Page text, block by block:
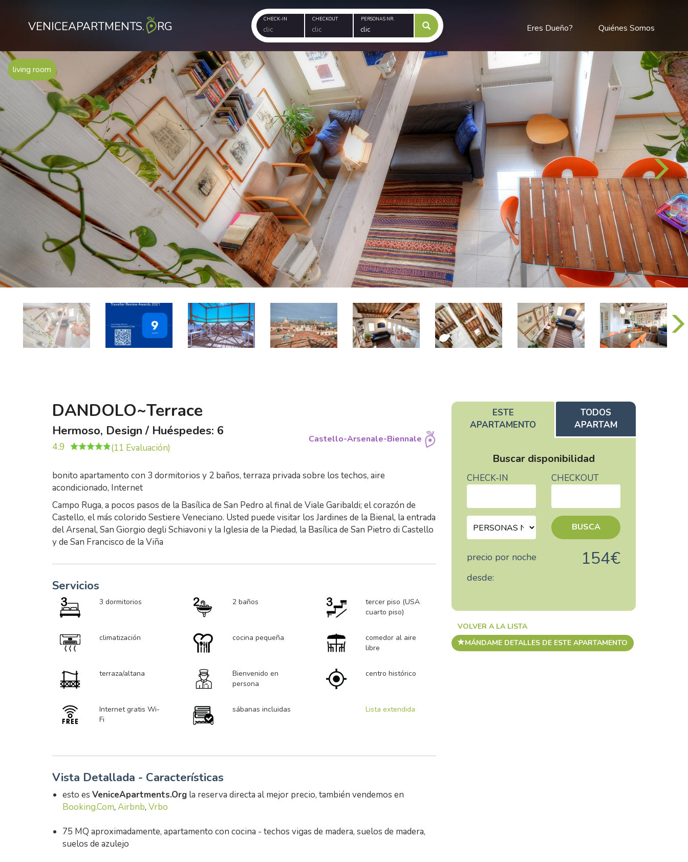
VENICEAPARTMENTS. RG CHECK-IN CHECKOUT PERSONAS NR.
Eres Dueño? Quiénes Somos
living room
DANDOLO~Terrace
Hermoso, Design / Huéspedes: 6
4.9 (11 Evaluación)
Castello-Arsenale-Biennale
bonito apartamento con 3 dormitorios y 2 baños, terraza privada sobre los techos, aire
acondicionado, Internet
Campo Ruga, a pocos pasos de la Basílica de San Pedro al final de Viale Garibaldi; el corazón de
Castello, el más colorido Sestiere Veneciano. Usted puede visitar los Jardines de la Bienal, la entrada
del Arsenal, San Giorgio degli Schiavoni y la Iglesia de la Piedad, la Basílica de San Pietro di Castello
y de San Francisco de la Viña
Servicios
3 dormitorios 2 baños
tercer piso (USA
cuarto piso)
climatización cocina pequeña
comedor al aire
libre
terraza/altana
Bienvenido en
persona
centro histórico
Internet gratis Wi-
Fi
sábanas incluidas Lista extendida
Vista Detallada - Características
esto es VeniceApartments.Org la reserva directa al mejor precio, también vendemos en
Booking.Com, Airbnb, Vrbo
75 MQ aproximadamente, apartamento con cocina - techos vigas de madera, suelos de madera,
suelos de azulejo
ESTE
APARTAMENTO
TODOS
APARTAM
Buscar disponibilidad
CHECK-IN CHECKOUT
BUSCA
precio por noche
desde:
154€
VOLVER A LA LISTA
MÁNDAME DETALLES DE ESTE APARTAMENTO